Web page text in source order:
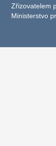
Zřizovatelem
Ministerstvo